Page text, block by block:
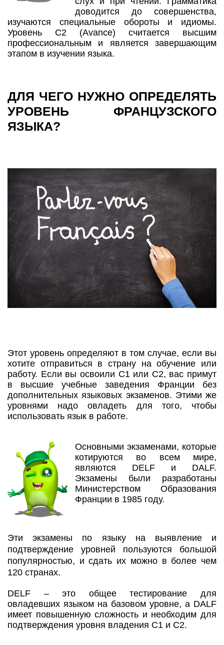
доводится до совершенства,
изучаются специальные обороты и идиомы.
Уровень С2 (Avance) считается высшим
профессиональным и является завершающим
этапом в изучении языка.
ДЛЯ ЧЕГО НУЖНО ОПРЕДЕЛЯТЬ
УРОВЕНЬ ФРАНЦУЗСКОГО
ЯЗЫКА?
Этот уровень определяют в том случае, если вы
хотите отправиться в страну на обучение или
работу. Если вы освоили С1 или С2, вас примут
в высшие учебные заведения Франции без
дополнительных языковых экзаменов. Этими же
уровнями надо овладеть для того, чтобы
использовать язык в работе.
Основными экзаменами, которые
котируются во всем мире,
являются DELF и DALF.
Экзамены были разработаны
Министерством Образования
Франции в 1985 году.
Эти экзамены по языку на выявление и
подтверждение уровней пользуются большой
популярностью, и сдать их можно в более чем
120 странах.
DELF – это общее тестирование для
овладевших языком на базовом уровне, а DALF
имеет повышенную сложность и необходим для
подтверждения уровня владения С1 и С2.